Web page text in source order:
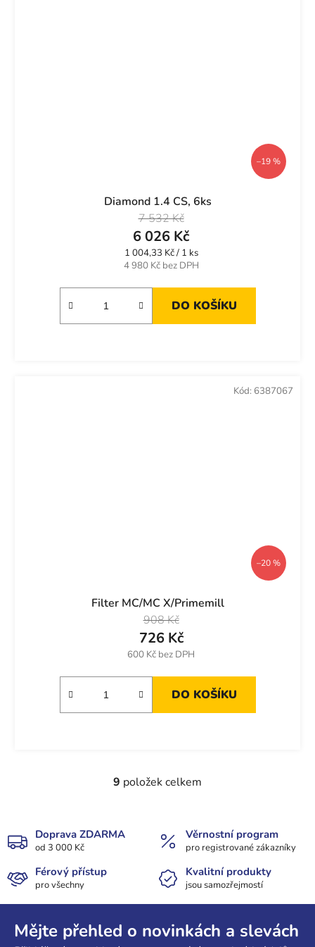
–19 %
Diamond 1.4 CS, 6ks
4 980 Kč bez DPH
6 026 Kč
7 532 Kč
Měrná
cena:
1 004,33 Kč / 1 ks
DO KOŠÍKU
–20 %
Filter MC/MC X/Primemill
600 Kč bez DPH
726 Kč
908 Kč
DO KOŠÍKU
Kód: 6387067
O
á
d
c
r
9 položek celkem
Doprava ZDARMA
od 3 000 Kč
Věrnostní program
pro registrované zákazníky
Férový přístup
pro všechny
Kvalitní produkty
jsou samozřejmostí
Mějte přehled o novinkách a slevách